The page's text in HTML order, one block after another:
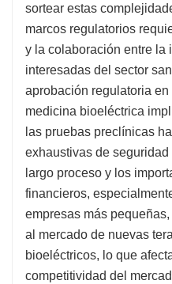
sortear estas
marcos regulatorios
y la colaboración entre la
interesadas del sector
aprobación regulatoria
medicina bioeléctrica
las pruebas preclínicas
exhaustivas de
largo proceso y los
financieros,
empresas más
al mercado de nuevas
bioeléctricos, lo que
competitividad del